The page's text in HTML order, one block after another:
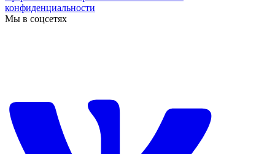
конфиденциальности
Мы в соцсетях